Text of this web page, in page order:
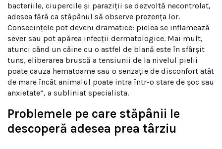
bacteriile, ciupercile și paraziții se dezvoltă necontrolat,
adesea fără ca stăpânul să observe prezența lor.
Consecințele pot deveni dramatice: pielea se inflamează
sever sau pot apărea infecții dermatologice. Mai mult,
atunci când un câine cu o astfel de blană este în sfârșit
tuns, eliberarea bruscă a tensiunii de la nivelul pielii
poate cauza hematoame sau o senzație de disconfort atât
de mare încât animalul poate intra într-o stare de șoc sau
anxietate”, a subliniat specialista.
Problemele pe care stăpânii le
descoperă adesea prea târziu